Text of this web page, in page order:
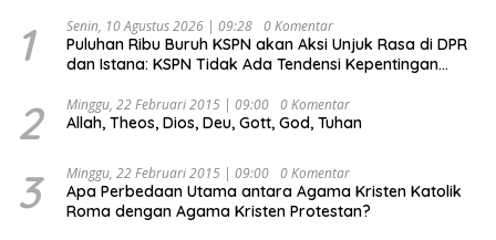
1 Senin, 10 Agustus 2026 | 09:28 0 Komentar
Puluhan Ribu Buruh KSPN akan Aksi Unjuk Rasa di DPR
dan Istana: KSPN Tidak Ada Tendensi Kepentingan
2 Minggu, 22 Februari 2015 | 09:00 0 Komentar
Allah, Theos, Dios, Deu, Gott, God, Tuhan
3 Minggu, 22 Februari 2015 | 09:00 0 Komentar
Apa Perbedaan Utama antara Agama Kristen Katolik
Roma dengan Agama Kristen Protestan?